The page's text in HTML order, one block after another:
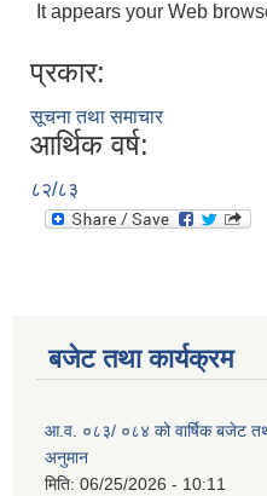
It appears your Web
प्रकार:
सूचना तथा समाचार
आर्थिक वर्ष:
८२/८३
बजेट तथा कार्यक्रम
आ.व. ०८३/ ०८४ को वार्षिक बजेट
अनुमान
मिति: 06/25/2026 - 10:11